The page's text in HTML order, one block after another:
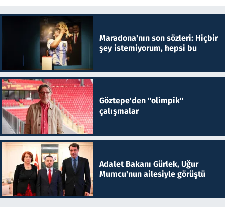
Maradona'nın son sözleri: Hiçbir
şey istemiyorum, hepsi bu
Göztepe'den "olimpik"
çalışmalar
Adalet Bakanı Gürlek, Uğur
Mumcu'nun ailesiyle görüştü